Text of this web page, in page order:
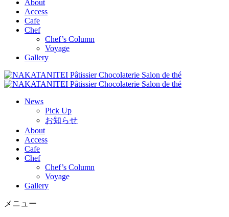
About
Access
Cafe
Chef
Chef’s Column
Voyage
Gallery
News
Pick Up
お知らせ
About
Access
Cafe
Chef
Chef’s Column
Voyage
Gallery
メニュー